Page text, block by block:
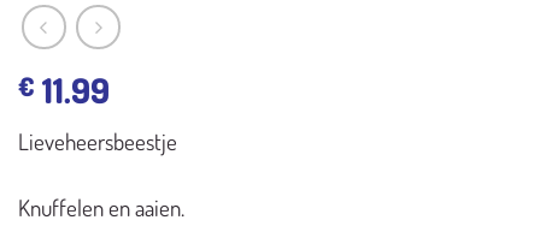
€ 11.99
Lieveheersbeestje
Knuffelen en aaien.